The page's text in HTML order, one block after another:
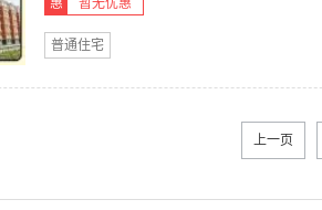
惠
暂无优惠
普通住宅
上一页